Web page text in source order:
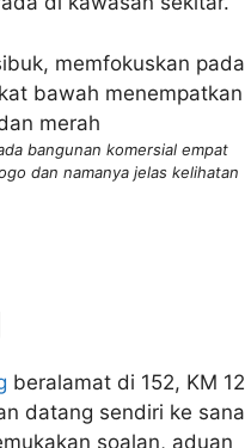
bangunan komersial empat
dan namanya jelas kelihatan
beralamat di 152, KM 12
datang sendiri ke sana
soalan, aduan